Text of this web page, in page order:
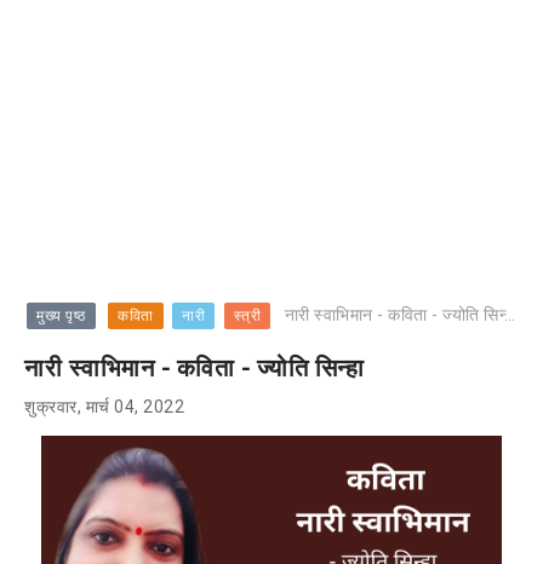
मुख्य पृष्ठ कविता नारी स्त्री नारी स्वाभिमान - कविता - ज्योति सिन्हा
नारी स्वाभिमान - कविता - ज्योति सिन्हा
शुक्रवार, मार्च 04, 2022